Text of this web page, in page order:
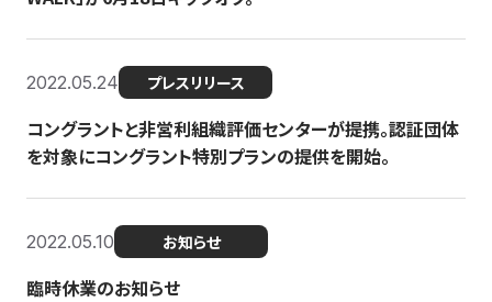
2022.05.24 プレスリリース
コングラントと非営利組織評価センターが提携。認証団体
を対象にコングラント特別プランの提供を開始。
2022.05.10 お知らせ
臨時休業のお知らせ